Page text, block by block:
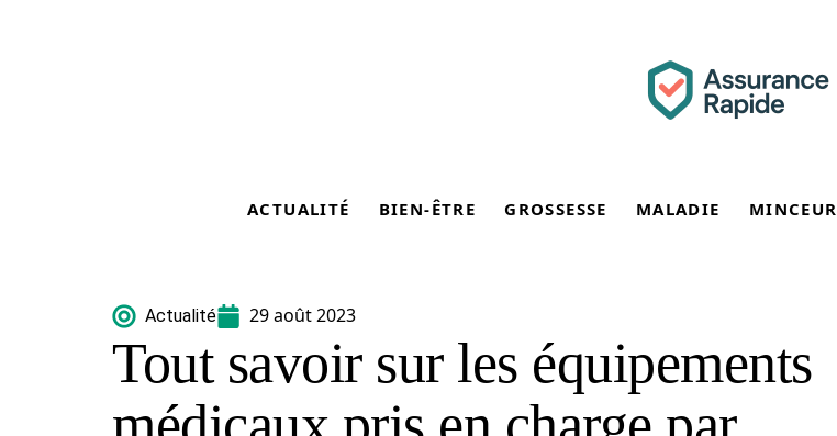
ACTUALITÉ BIEN-ÊTRE GROSSESSE MALADIE MINCEUR
Actualité 29 août 2023
Tout savoir sur les équipements